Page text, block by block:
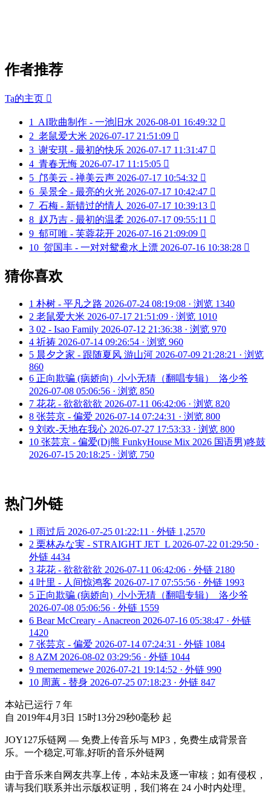
作者推荐
Ta的主页 
1 AI歌曲制作 - 一池旧水 2026-08-01 16:49:32 
2 老鼠爱大米 2026-07-17 21:51:09 
3 谢安琪 - 最初的快乐 2026-07-17 11:31:47 
4 青春无悔 2026-07-17 11:15:05 
5 邝美云 - 禅美云声 2026-07-17 10:54:32 
6 吴景全 - 最亮的火光 2026-07-17 10:42:47 
7 石梅 - 新错过的情人 2026-07-17 10:39:13 
8 赵乃吉 - 最初的温柔 2026-07-17 09:55:11 
9 郁可唯 - 芙蓉花开 2026-07-16 21:09:09 
10 贺国丰 - 一对对鸳鸯水上漂 2026-07-16 10:38:28 
猜你喜欢
1 朴树 - 平凡之路 2026-07-24 08:19:08 · 浏览 1340
2 老鼠爱大米 2026-07-17 21:51:09 · 浏览 1010
3 02 - Isao Family 2026-07-12 21:36:38 · 浏览 970
4 祈祷 2026-07-14 09:26:54 · 浏览 960
5 晨夕之家 - 跟随夏风 游山河 2026-07-09 21:28:21 · 浏览
860
6 正向欺骗 (病娇向)_小小无猜（翻唱专辑）_洛少爷
2026-07-08 05:06:56 · 浏览 850
7 花花 - 欲欲欲欲 2026-07-11 06:42:06 · 浏览 820
8 张芸京 - 偏爱 2026-07-14 07:24:31 · 浏览 800
9 刘欢-天地在我心 2026-07-27 17:53:33 · 浏览 800
10 张芸京 - 偏爱(Dj熊 FunkyHouse Mix 2026 国语男)咚鼓
2026-07-15 20:18:25 · 浏览 750
热门外链
1 雨过后 2026-07-25 01:22:11 · 外链 1,2570
2 栗林みな実 - STRAIGHT JET_L 2026-07-22 01:29:50 ·
外链 4434
3 花花 - 欲欲欲欲 2026-07-11 06:42:06 · 外链 2180
4 叶里 - 人间惊鸿客 2026-07-17 07:55:56 · 外链 1993
5 正向欺骗 (病娇向)_小小无猜（翻唱专辑）_洛少爷
2026-07-08 05:06:56 · 外链 1559
6 Bear McCreary - Anacreon 2026-07-16 05:38:47 · 外链
1420
7 张芸京 - 偏爱 2026-07-14 07:24:31 · 外链 1084
8 AZM 2026-08-02 03:29:56 · 外链 1044
9 memememewe 2026-07-21 19:14:52 · 外链 990
10 周蕙 - 替身 2026-07-25 07:18:23 · 外链 847
本站已运行 7 年
自 2019年4月3日 15时13分29秒0毫秒 起
JOY127乐链网 — 免费上传音乐与 MP3，免费生成背景音
乐。一个稳定,可靠,好听的音乐外链网
由于音乐来自网友共享上传，本站未及逐一审核；如有侵权，
请与我们联系并出示版权证明，我们将在 24 小时内处理。